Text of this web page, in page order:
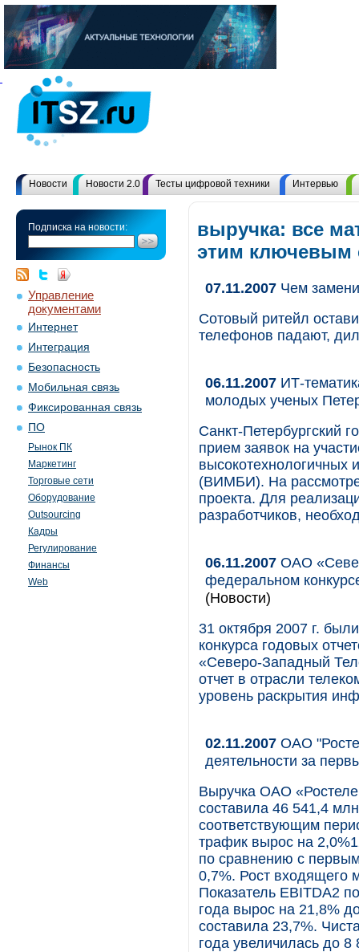
Новости Новости 2.0 Тесты цифровой техники Интервью
Подписка на новости:
Управление
документами
Интернет
Интеграция
Безопасность
Мобильная связь
Фиксированная связь
ПО
Рынок ПК
Маркетинг
Торговые сети
Оборудование
Outsourcing
Кадры
Регулирование
Финансы
Web
выручка: все
этим ключевым
07.11.2007 Чем
Сотовый ритейл
телефонов падают,
06.11.2007 ИТ-
молодых ученых
Санкт-Петербургский
прием заявок на
высокотехнологичных
(ВИМБИ). На
проекта. Для
разработчиков,
06.11.2007 ОАО
федеральном
(Новости)
31 октября 2007 г.
конкурса годовых
«Северо-Западный
отчет в отрасли
уровень раскрытия
02.11.2007 ОАО
деятельности за
Выручка ОАО
составила 46 541,4
соответствующим
трафик вырос на
по сравнению с
0,7%. Рост входящего
Показатель EBITDA2
года вырос на 21,8%
составила 23,7%.
года увеличилась до